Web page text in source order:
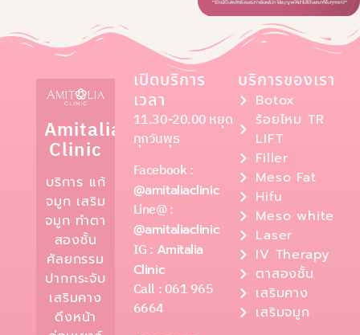
Amitalia
Clinic
บริการ แก้
จมูก เสริม
จมูก ทำตา
สองชั้น
ศัลยกรรม
ปากกระจับ
เสริมคาง
ดึงหน้า
เปิดบริการ
เวลา
11.30-20.00 หยุด
ทุกวันพุธ
Facebook :
@amitaliaclinic
Line@ :
@amitaliaclinic
IG : Amitalia
Clinic
Call : 061 965
6664
บริการของเรา
Botox
ร้อยไหม TR
LIFT
Filler
Meso Fat
Hifu
Meso white
Laser
IV Therapy
ตาสองชั้น
เสริมคาง
เสริมจมูก